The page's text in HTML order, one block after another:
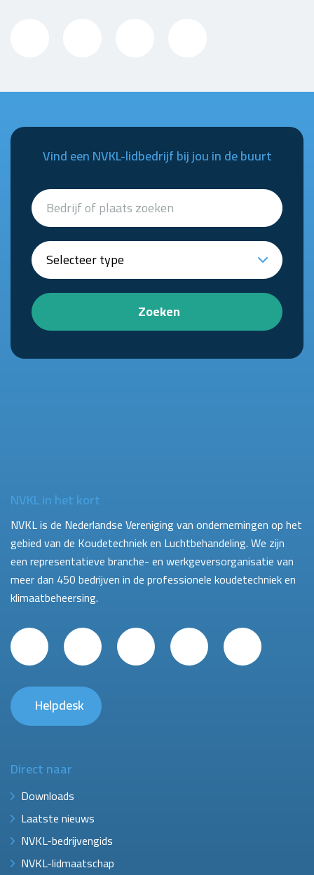
Vind een NVKL-lidbedrijf bij jou in de buurt
Zoeken
NVKL in het kort
NVKL is de Nederlandse Vereniging van ondernemingen op het
gebied van de Koudetechniek en Luchtbehandeling. We zijn
een representatieve branche- en werkgeversorganisatie van
meer dan 450 bedrijven in de professionele koudetechniek en
klimaatbeheersing.
Helpdesk
Direct naar
Downloads
Laatste nieuws
NVKL-bedrijvengids
NVKL-lidmaatschap